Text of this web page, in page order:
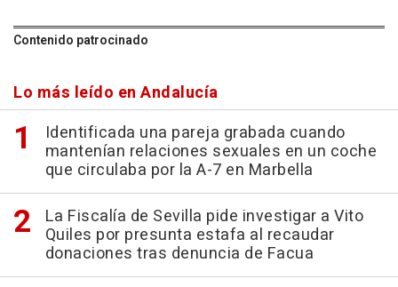
Contenido patrocinado
Lo más leído en Andalucía
Identificada una pareja grabada cuando
mantenían relaciones sexuales en un coche
que circulaba por la A-7 en Marbella
La Fiscalía de Sevilla pide investigar a Vito
Quiles por presunta estafa al recaudar
donaciones tras denuncia de Facua